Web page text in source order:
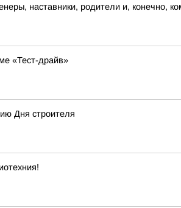
наставники, родители и, конечно,
«Тест-драйв»
Дня строителя